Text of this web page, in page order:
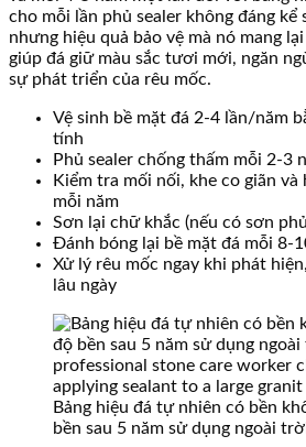
cho mỗi lần phủ sealer không đáng kể
nhưng hiệu quả bảo vệ mà nó mang
giúp đá giữ màu sắc tươi mới, ngăn
sự phát triển của rêu mốc.
Vệ sinh bề mặt đá 2-4 lần/năm
tính
Phủ sealer chống thấm mỗi 2-3
Kiểm tra mối nối, khe co giãn và
mỗi năm
Sơn lại chữ khắc (nếu có sơn
Đánh bóng lại bề mặt đá mỗi 8-
Xử lý rêu mốc ngay khi phát
lâu ngày
Bảng hiệu đá tự nhiên có bền
bền sau 5 năm sử dụng ngoài